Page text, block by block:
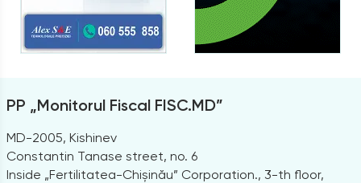
PP „Monitorul Fiscal FISC.MD”
MD-2005, Kishinev
Constantin Tanase street, no. 6
Inside „Fertilitatea-Chișinău” Corporation., 3-th floor,